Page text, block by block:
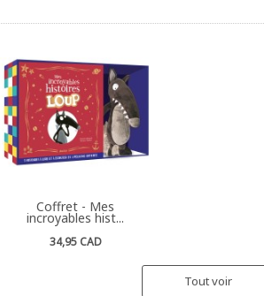
Coffret - Mes
incroyables hist...
34,95 CAD
Tout voir